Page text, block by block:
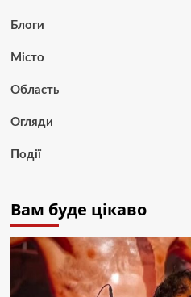
Блоги
Місто
Область
Огляди
Події
Вам буде цікаво